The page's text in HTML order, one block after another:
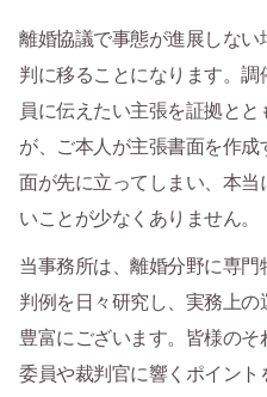
離婚協議で事態が進展しな
判に移ることになります。
員に伝えたい主張を証拠と
が、ご本人が主張書面を作
面が先に立ってしまい、本
いことが少なくありません。
当事務所は、離婚分野に専
判例を日々研究し、実務上
豊富にございます。皆様の
委員や裁判官に響くポイン